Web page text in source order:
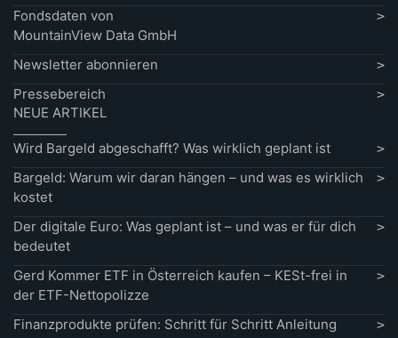
Fondsdaten von
MountainView Data GmbH
Newsletter abonnieren
Pressebereich
NEUE ARTIKEL
Wird Bargeld abgeschafft? Was wirklich geplant ist
Bargeld: Warum wir daran hängen – und was es wirklich
kostet
Der digitale Euro: Was geplant ist – und was er für dich
bedeutet
Gerd Kommer ETF in Österreich kaufen – KESt-frei in
der ETF-Nettopolizze
Finanzprodukte prüfen: Schritt für Schritt Anleitung